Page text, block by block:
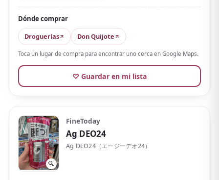
vestirte en una mañana ajetreada. Sin aroma, sin
colorantes y sin alcohol, combina fácilmente con
perfume o bruma corporal.
En las reseñas,
hay muchísimos comentarios
destacan usuarios fieles que llevan años
recomprándolo. Además rinde mucho por barra, con
Por otro lado, no tiene el frescor evidente (de
cosquilleo) de sprays o toallitas, y en pleno verano
con sudor abundante puede requerir reaplicación.
Puede dejar marcas blancas en ropa oscura, así que el
truco es esperar a que seque antes de vestirte.
Dónde comprar
Droguerías
Don Quijote
Toca un lugar de compra para encontrar uno cerca en Google Maps.
♡ Guardar en mi lista
🔍
FineToday
Ag DEO24
Ag DEO24（エージーデオ24）